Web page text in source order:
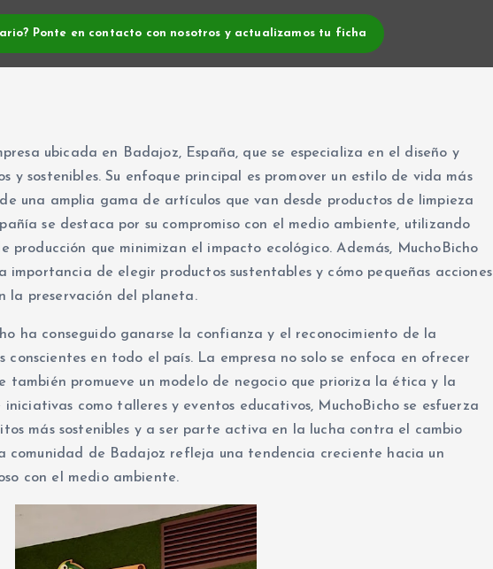
Ponte en contacto con nosotros y actualizamos tu ficha
ubicada en Badajoz, España, que se especializa en el diseño y
y sostenibles. Su enfoque principal es promover un estilo de vida más
una amplia gama de artículos que van desde productos de limpieza
se destaca por su compromiso con el medio ambiente, utilizando
producción que minimizan el impacto ecológico. Además, MuchoBicho
importancia de elegir productos sustentables y cómo pequeñas acciones
la preservación del planeta.
ha conseguido ganarse la confianza y el reconocimiento de la
conscientes en todo el país. La empresa no solo se enfoca en ofrecer
también promueve un modelo de negocio que prioriza la ética y la
como talleres y eventos educativos, MuchoBicho se esfuerza
más sostenibles y a ser parte activa en la lucha contra el cambio
comunidad de Badajoz refleja una tendencia creciente hacia un
con el medio ambiente.